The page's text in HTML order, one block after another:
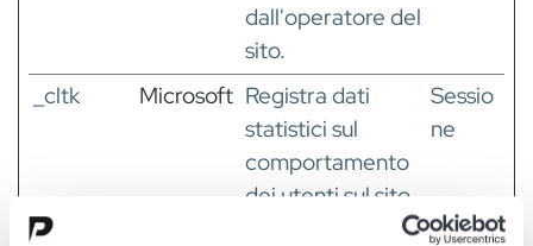
dall'operatore del
sito.
_cltk Microsoft Registra dati
statistici sul
comportamento
dei utenti sul sito
Sessio
ne